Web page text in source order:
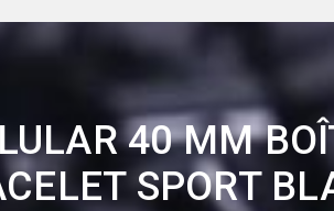
40 MM
SPORT